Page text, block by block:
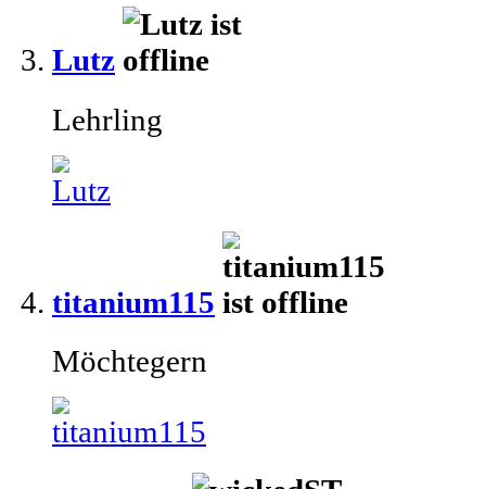
Lutz
Lehrling
titanium115
Möchtegern